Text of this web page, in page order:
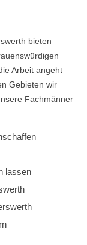
bieten
Arbeit angeht
Gebieten wir
Fachmänner
lassen